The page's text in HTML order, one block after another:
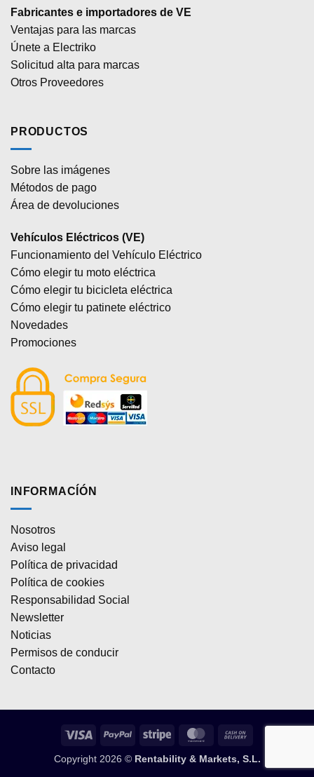
Fabricantes e importadores de VE
Ventajas para las marcas
Únete a Electriko
Solicitud alta para marcas
Otros Proveedores
PRODUCTOS
Sobre las imágenes
Métodos de pago
Área de devoluciones
Vehículos Eléctricos (VE)
Funcionamiento del Vehículo Eléctrico
Cómo elegir tu moto eléctrica
Cómo elegir tu bicicleta eléctrica
Cómo elegir tu patinete eléctrico
Novedades
Promociones
INFORMACÍÓN
Nosotros
Aviso legal
Política de privacidad
Política de cookies
Responsabilidad Social
Newsletter
Noticias
Permisos de conducir
Contacto
Visa PayPal Stripe MasterCard
Delivery
Copyright 2026 © Rentability & Markets, S.L.